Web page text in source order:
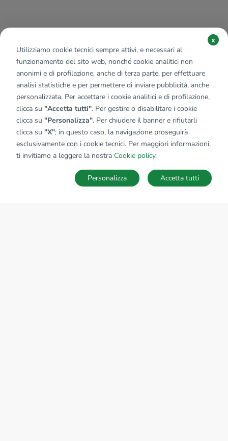
SALVA RICERCA
Utilizziamo cookie tecnici sempre attivi, e necessari al
funzionamento del sito web, nonché cookie analitici non
anonimi e di profilazione, anche di terza parte, per effettuare
analisi statistiche e per permettere di inviare pubblicità, anche
personalizzata. Per accettare i cookie analitici e di profilazione,
clicca su "Accetta tutti". Per gestire o disabilitare i cookie
clicca su "Personalizza". Per chiudere il banner e rifiutarli
clicca su "X"; in questo caso, la navigazione proseguirà
esclusivamente con i cookie tecnici. Per maggiori informazioni,
ti invitiamo a leggere la nostra Cookie policy.
x
Accetta tutti
Personalizza